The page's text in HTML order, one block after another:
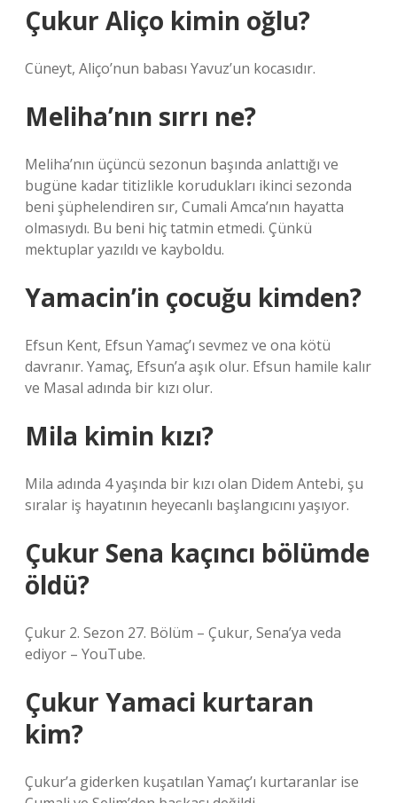
Çukur Aliço kimin oğlu?
Cüneyt, Aliço’nun babası Yavuz’un kocasıdır.
Meliha’nın sırrı ne?
Meliha’nın üçüncü sezonun başında anlattığı ve
bugüne kadar titizlikle korudukları ikinci sezonda
beni şüphelendiren sır, Cumali Amca’nın hayatta
olmasıydı. Bu beni hiç tatmin etmedi. Çünkü
mektuplar yazıldı ve kayboldu.
Yamacin’in çocuğu kimden?
Efsun Kent, Efsun Yamaç’ı sevmez ve ona kötü
davranır. Yamaç, Efsun’a aşık olur. Efsun hamile kalır
ve Masal adında bir kızı olur.
Mila kimin kızı?
Mila adında 4 yaşında bir kızı olan Didem Antebi, şu
sıralar iş hayatının heyecanlı başlangıcını yaşıyor.
Çukur Sena kaçıncı bölümde
öldü?
Çukur 2. Sezon 27. Bölüm – Çukur, Sena’ya veda
ediyor – YouTube.
Çukur Yamaci kurtaran
kim?
Çukur’a giderken kuşatılan Yamaç’ı kurtaranlar ise